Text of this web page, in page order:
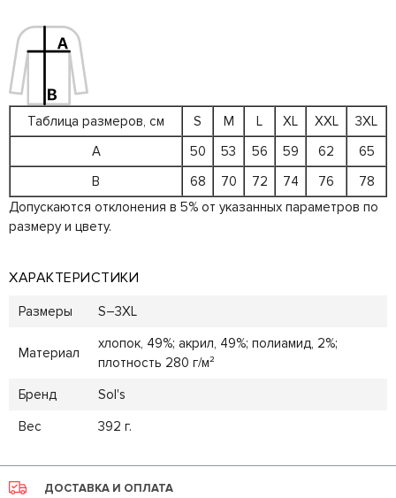
Таблица размеров, см S M L XL XXL
3XL
A
50 53 56 59 62
65
B
68 70 72 74 76
78
Допускаются отклонения в 5% от указанных параметров по
размеру и цвету.
ХАРАКТЕРИСТИКИ
Размеры S–3XL
Материал
хлопок, 49%; акрил, 49%; полиамид, 2%;
плотность 280 г/м²
Бренд
Sol's
Вес
392 г.
ДОСТАВКА И ОПЛАТА